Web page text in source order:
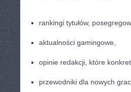
rankingi tytułów,
aktualności gamingowe,
opinie redakcji, które
przewodniki dla nowych